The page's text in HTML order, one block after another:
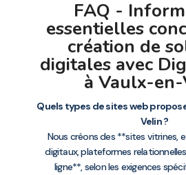
FAQ -
essentielles
création de
digitales avec
à Vaulx-
Quels types de sites web
Velin ?
Nous créons des **sites vitrines,
digitaux, plateformes
ligne**, selon les exigences